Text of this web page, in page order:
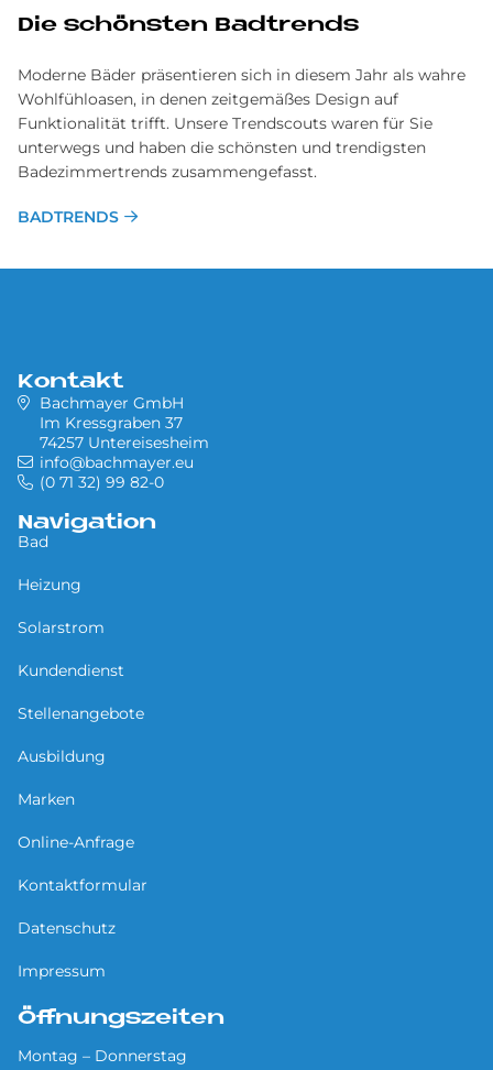
Die schönsten Badtrends
Moderne Bäder präsentieren sich in diesem Jahr als wahre
Wohlfühloasen, in denen zeitgemäßes Design auf
Funktionalität trifft. Unsere Trendscouts waren für Sie
unterwegs und haben die schönsten und trendigsten
Badezimmertrends zusammengefasst.
BADTRENDS
Kontakt
Bachmayer GmbH
Im Kressgraben 37
74257 Untereisesheim
info@bachmayer.eu
(0 71 32) 99 82-0
Navigation
Bad
Heizung
Solarstrom
Kundendienst
Stellenangebote
Ausbildung
Marken
Online-Anfrage
Kontaktformular
Datenschutz
Impressum
Öffnungszeiten
Montag – Donnerstag